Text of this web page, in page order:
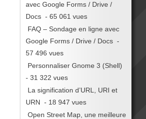
avec Google Forms / Drive /
Docs - 65 061 vues
FAQ – Sondage en ligne avec
Google Forms / Drive / Docs -
57 496 vues
Personnaliser Gnome 3 (Shell)
- 31 322 vues
La signification d’URL, URI et
URN - 18 947 vues
Open Street Map, une meilleure